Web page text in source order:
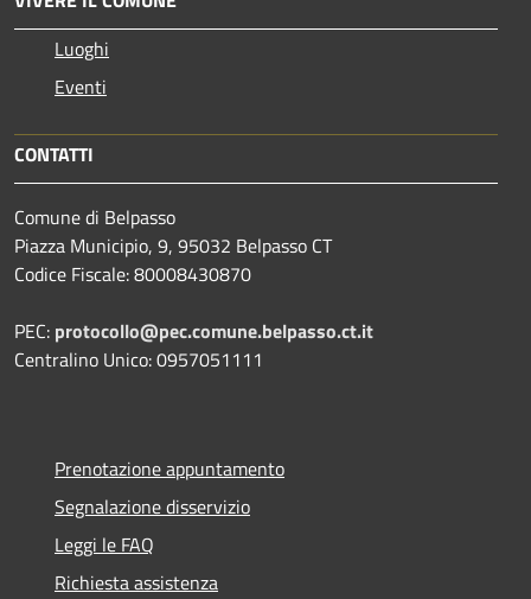
Luoghi
Eventi
CONTATTI
Comune di Belpasso
Piazza Municipio, 9, 95032 Belpasso CT
Codice Fiscale: 80008430870
PEC: protocollo@pec.comune.belpasso.ct.it
Centralino Unico: 0957051111
Prenotazione appuntamento
Segnalazione disservizio
Leggi le FAQ
Richiesta assistenza